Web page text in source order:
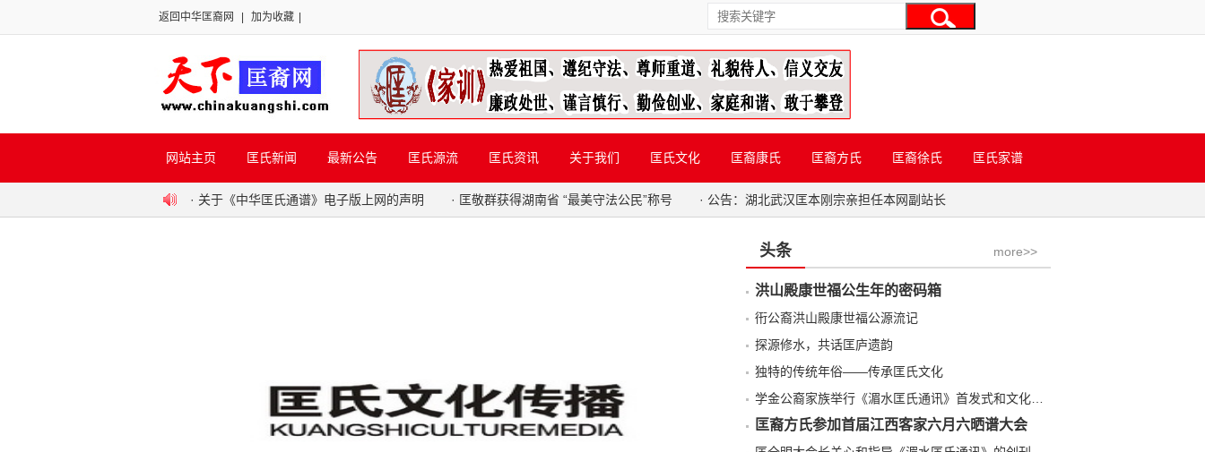
返回中华匡裔网 加为收藏
网站主页 匡氏新闻 最新公告 匡氏源流 匡氏资讯 关于我们 匡氏文化 匡裔康氏 匡裔方氏 匡裔徐氏 匡氏家谱
· 关于《中华匡氏通谱》电子版上网的声明 · 匡敬群获得湖南省 “最美守法公民”称号 · 公告：湖北武汉匡本刚宗亲担任本网副站长
more>>
头条
洪山殿康世福公生年的密码箱
衎公裔洪山殿康世福公源流记
探源修水，共话匡庐遗韵
独特的传统年俗——传承匡氏文化
匡裔方氏参加首届江西客家六月六晒谱大会